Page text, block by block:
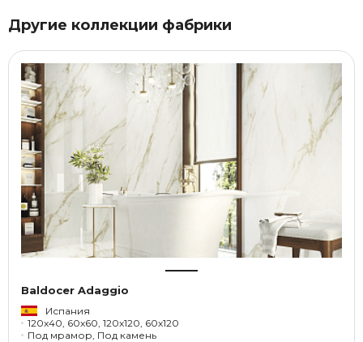
Другие коллекции фабрики
Baldocer Adaggio
Испания
120x40, 60x60, 120x120, 60x120
Под мрамор, Под камень